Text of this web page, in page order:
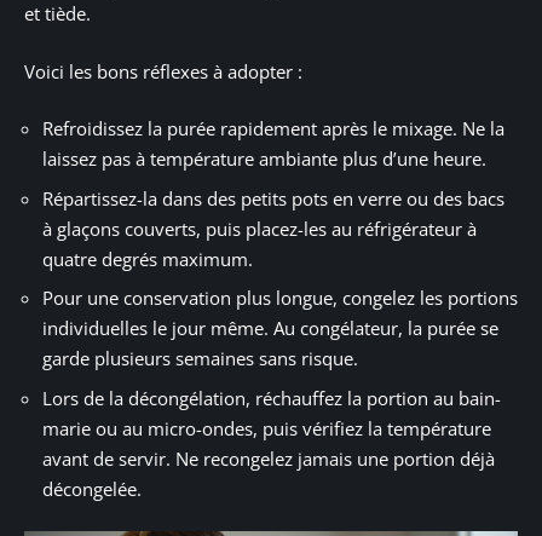
et tiède.
Voici les bons réflexes à adopter :
Refroidissez la purée rapidement après le mixage. Ne la
laissez pas à température ambiante plus d’une heure.
Répartissez-la dans des petits pots en verre ou des bacs
à glaçons couverts, puis placez-les au réfrigérateur à
quatre degrés maximum.
Pour une conservation plus longue, congelez les portions
individuelles le jour même. Au congélateur, la purée se
garde plusieurs semaines sans risque.
Lors de la décongélation, réchauffez la portion au bain-
marie ou au micro-ondes, puis vérifiez la température
avant de servir. Ne recongelez jamais une portion déjà
décongelée.